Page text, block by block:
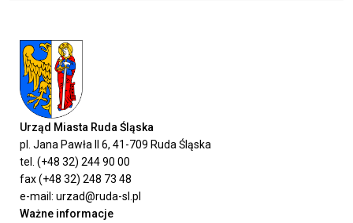
Urząd Miasta Ruda Śląska
pl. Jana Pawła II 6, 41-709 Ruda Śląska
tel. (+48 32) 244 90 00
fax (+48 32) 248 73 48
e-mail: urzad@ruda-sl.pl
Ważne informacje